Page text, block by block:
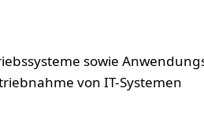
sowie
von IT-Systemen